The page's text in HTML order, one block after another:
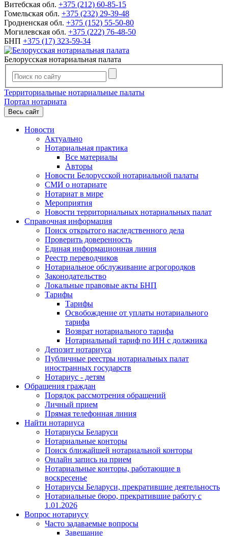
Витебская обл. +375 (212) 60-85-15
Гомельская обл. +375 (232) 29-39-48
Гродненская обл. +375 (152) 55-50-80
Могилевская обл. +375 (222) 76-48-50
БНП +375 (17) 323-59-34
Белорусская нотариальная палата
Территориальные нотариальные палаты
Портал нотариата
Весь сайт
Новости
Актуально
Нотариальная практика
Все материалы
Авторы
Новости Белорусской нотариальной палаты
СМИ о нотариате
Нотариат в мире
Мероприятия
Новости территориальных нотариальных палат
Справочная информация
Поиск открытого наследственного дела
Проверить доверенность
Единая информационная линия
Реестр переводчиков
Нотариальное обслуживание агрогородков
Законодательство
Локальные правовые акты БНП
Тарифы
Тарифы
Освобождение от уплаты нотариального
тарифа
Возврат нотариального тарифа
Нотариальный тариф по ИН с должника
Депозит нотариуса
Публичные реестры нотариальных палат
иностранных государств
Нотариус - детям
Обращения граждан
Порядок рассмотрения обращений
Личный прием
Прямая телефонная линия
Найти нотариуса
Нотариусы Беларуси
Нотариальные конторы
Поиск ближайшей нотариальной конторы
Онлайн запись на прием
Нотариальные конторы, работающие в
воскресенье
Нотариусы Беларуси, прекратившие деятельность
Нотариальные бюро, прекратившие работу с
1.01.2026
Вопрос нотариусу
Часто задаваемые вопросы
Завещание